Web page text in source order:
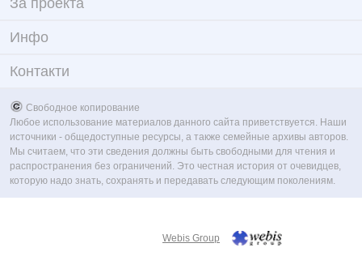
За проекта
Инфо
Контакти
Свободное копирование
Любое использование материалов данного сайта приветствуется. Наши
источники - общедоступные ресурсы, а также семейные архивы авторов.
Мы считаем, что эти сведения должны быть свободными для чтения и
распространения без ограничений. Это честная история от очевидцев,
которую надо знать, сохранять и передавать следующим поколениям.
Webis Group